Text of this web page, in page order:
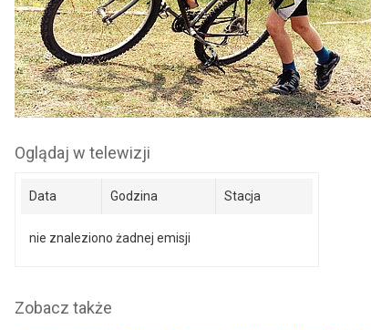
Oglądaj w telewizji
Data Godzina Stacja
nie znaleziono żadnej emisji
Zobacz także